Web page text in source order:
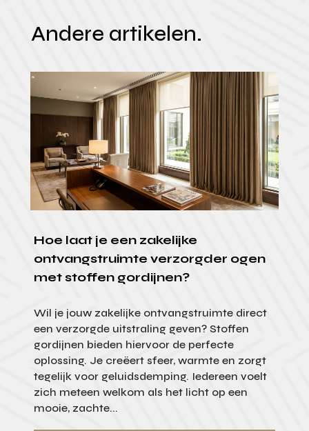
Andere artikelen.
Hoe laat je een zakelijke
ontvangstruimte verzorgder ogen
met stoffen gordijnen?
Wil je jouw zakelijke ontvangstruimte direct
een verzorgde uitstraling geven? Stoffen
gordijnen bieden hiervoor de perfecte
oplossing. Je creëert sfeer, warmte en zorgt
tegelijk voor geluidsdemping. Iedereen voelt
zich meteen welkom als het licht op een
mooie, zachte...